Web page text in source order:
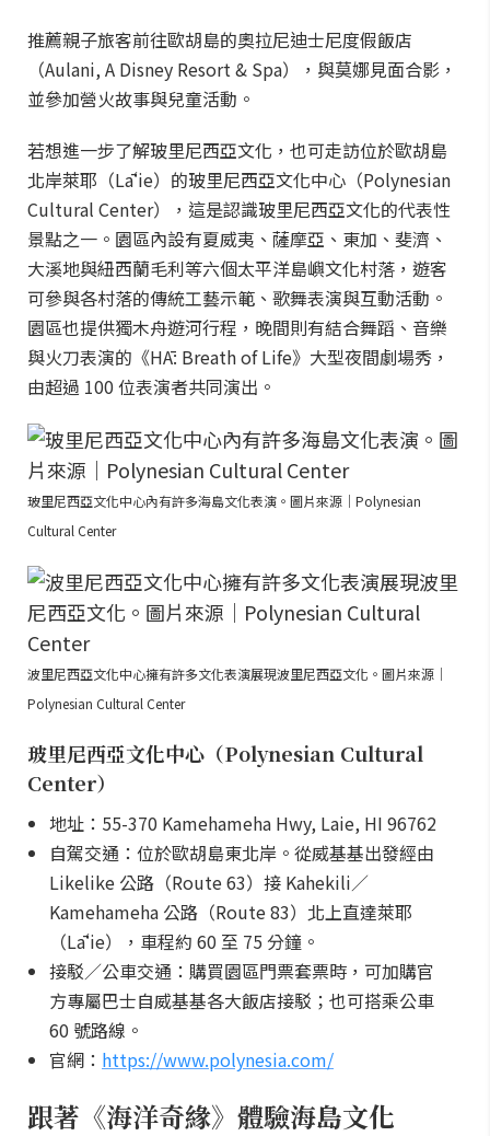
推薦親子旅客前往歐胡島的奧拉尼迪士尼度假飯店
（Aulani, A Disney Resort & Spa），與莫娜見面合影，
並參加營火故事與兒童活動。
若想進一步了解玻里尼西亞文化，也可走訪位於歐胡島
北岸萊耶（Lāʻie）的玻里尼西亞文化中心（Polynesian
Cultural Center），這是認識玻里尼西亞文化的代表性
景點之一。園區內設有夏威夷、薩摩亞、東加、斐濟、
大溪地與紐西蘭毛利等六個太平洋島嶼文化村落，遊客
可參與各村落的傳統工藝示範、歌舞表演與互動活動。
園區也提供獨木舟遊河行程，晚間則有結合舞蹈、音樂
與火刀表演的《HĀ: Breath of Life》大型夜間劇場秀，
由超過 100 位表演者共同演出。
玻里尼西亞文化中心內有許多海島文化表演。圖片來源｜Polynesian
Cultural Center
波里尼西亞文化中心擁有許多文化表演展現波里尼西亞文化。圖片來源｜
Polynesian Cultural Center
玻里尼西亞文化中心（Polynesian Cultural
Center）
地址：55-370 Kamehameha Hwy, Laie, HI 96762
自駕交通：位於歐胡島東北岸。從威基基出發經由
Likelike 公路（Route 63）接 Kahekili／
Kamehameha 公路（Route 83）北上直達萊耶
（Lāʻie），車程約 60 至 75 分鐘。
接駁／公車交通：購買園區門票套票時，可加購官
方專屬巴士自威基基各大飯店接駁；也可搭乘公車
60 號路線。
官網： https://www.polynesia.com/
跟著《海洋奇緣》體驗海島文化